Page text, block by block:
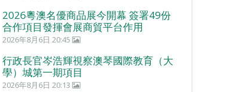
2026粵澳名優商品展今開幕 簽署49份
合作項目發揮會展商貿平台作用
2026年8月6日 20:45
行政長官岑浩輝視察澳琴國際教育（大
學）城第一期項目
2026年8月6日 20:13